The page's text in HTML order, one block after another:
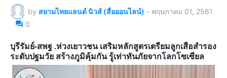
by สยามไทยแลนด์ นิวส์ (สื่อออนไลน์) - พฤษภาคม 01, 2561
0
บุรีรัมย์-สพฐ .ห่วงเยาวชน เสริมหลักสูตรเตรียมลูกเสือสำรอง
ระดับปฐมวัย สร้างภูมิคุ้มกัน รู้เท่าทันภัยจากโลกโซเซียล